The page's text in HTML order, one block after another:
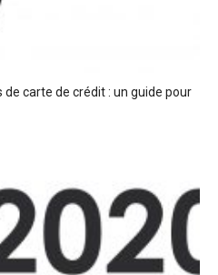
carte de crédit : un guide pour